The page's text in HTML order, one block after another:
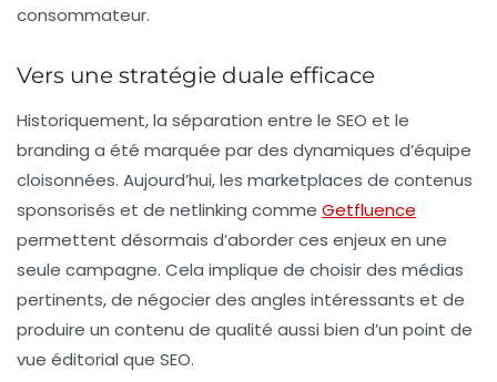
consommateur.
Vers une stratégie duale efficace
Historiquement, la séparation entre le SEO et le
branding a été marquée par des dynamiques d’équipe
cloisonnées. Aujourd’hui, les marketplaces de contenus
sponsorisés et de netlinking comme Getfluence
permettent désormais d’aborder ces enjeux en une
seule campagne. Cela implique de choisir des médias
pertinents, de négocier des angles intéressants et de
produire un contenu de qualité aussi bien d’un point de
vue éditorial que SEO.